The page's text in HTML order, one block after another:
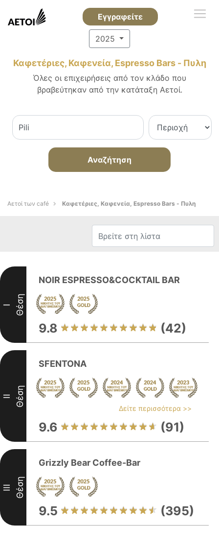
Εγγραφείτε
2025
Καφετέριες, Καφενεία, Espresso Bars - Πυλη
Όλες οι επιχειρήσεις από τον κλάδο που
βραβεύτηκαν από την κατάταξη Αετοί.
Αναζήτηση
Αετοί των café Καφετέριες, Καφενεία, Espresso Bars - Πυλη
I Θέση
NOIR ESPRESSO&COCKTAIL BAR
9.8 (42)
II Θέση
SFENTONA
Δείτε περισσότερα >>
9.6 (91)
III Θέση
Grizzly Bear Coffee-Bar
9.5 (395)